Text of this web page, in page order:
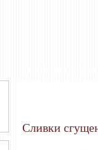
Сливки